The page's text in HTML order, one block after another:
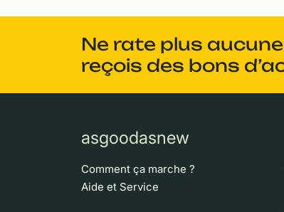
Ne rate plus
reçois des bons
asgoodasnew
Comment ça marche ?
Aide et Service